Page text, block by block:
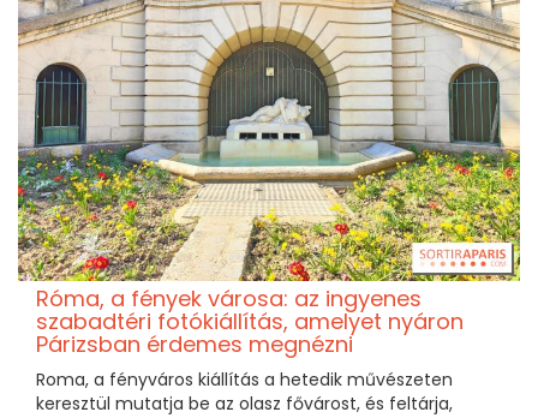
Róma, a fények városa: az ingyenes
szabadtéri fotókiállítás, amelyet nyáron
Párizsban érdemes megnézni
Roma, a fényváros kiállítás a hetedik művészeten
keresztül mutatja be az olasz fővárost, és feltárja,